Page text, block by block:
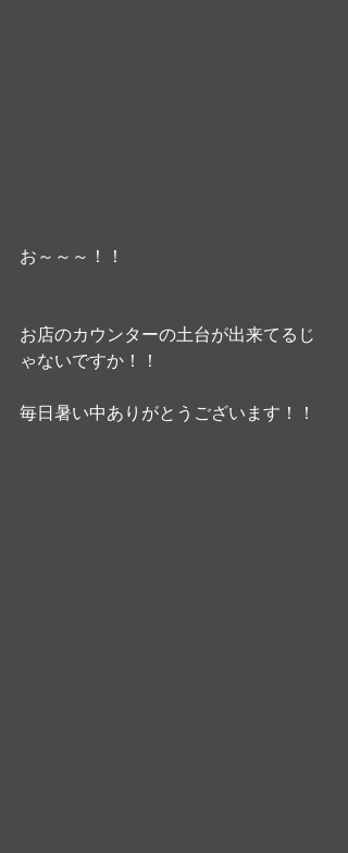
お～～～！！
お店のカウンターの土台が出来てるじ
ゃないですか！！
毎日暑い中ありがとうございます！！